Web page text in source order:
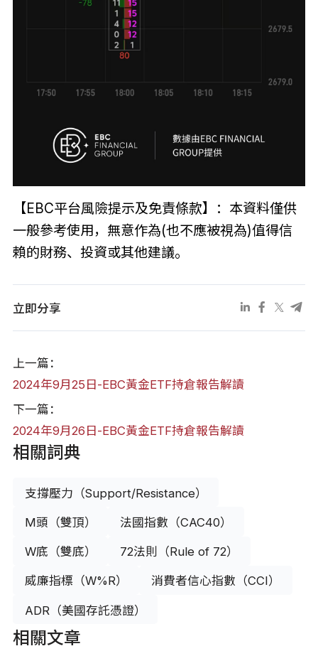
【EBC平台風險提示及免責條款】：本資料僅供
一般參考使用，無意作為(也不應被視為)值得信
賴的財務、投資或其他建議。
立即分享
上一篇：
2024年9月25日-EBC黃金ETF持倉報告解讀
下一篇：
2024年9月26日-EBC黃金ETF持倉報告解讀
相關詞典
支撐壓力（Support/Resistance）
M頭（雙頂） 法國指數（CAC40）
W底（雙底） 72法則（Rule of 72）
威廉指標（W%R） 消費者信心指數（CCI）
ADR（美國存託憑證）
相關文章